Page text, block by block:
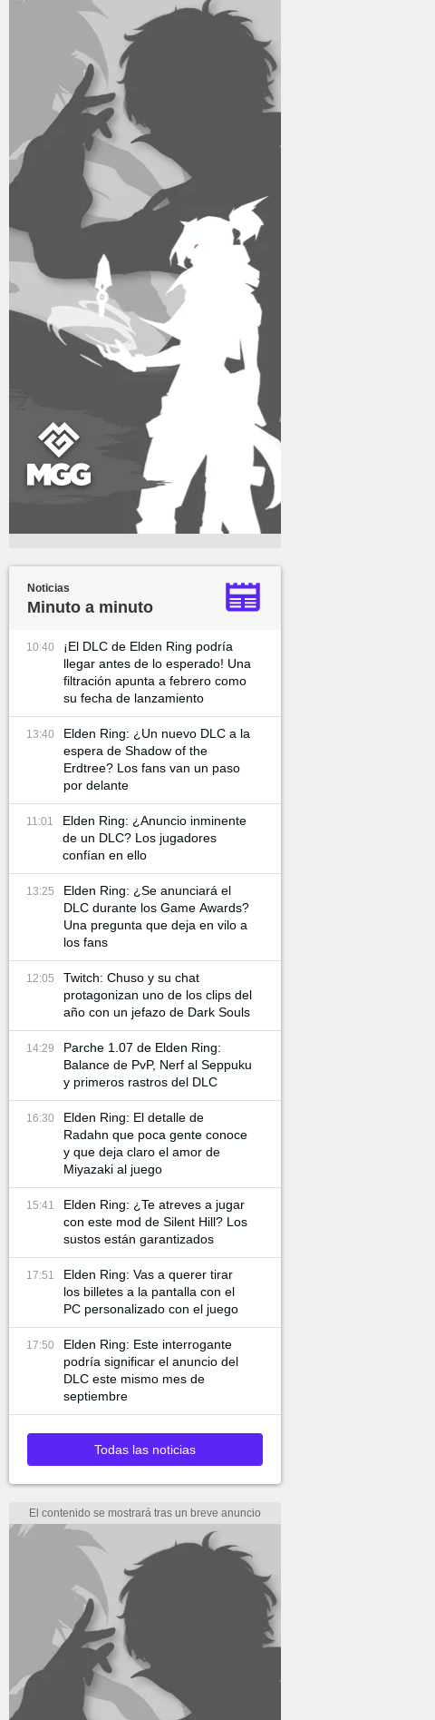
Noticias
Minuto a minuto
10:40
¡El DLC de Elden Ring podría
llegar antes de lo esperado! Una
filtración apunta a febrero como
su fecha de lanzamiento
13:40
Elden Ring: ¿Un nuevo DLC a la
espera de Shadow of the
Erdtree? Los fans van un paso
por delante
11:01
Elden Ring: ¿Anuncio inminente
de un DLC? Los jugadores
confían en ello
13:25
Elden Ring: ¿Se anunciará el
DLC durante los Game Awards?
Una pregunta que deja en vilo a
los fans
12:05
Twitch: Chuso y su chat
protagonizan uno de los clips del
año con un jefazo de Dark Souls
14:29
Parche 1.07 de Elden Ring:
Balance de PvP, Nerf al Seppuku
y primeros rastros del DLC
16:30
Elden Ring: El detalle de
Radahn que poca gente conoce
y que deja claro el amor de
Miyazaki al juego
15:41
Elden Ring: ¿Te atreves a jugar
con este mod de Silent Hill? Los
sustos están garantizados
17:51
Elden Ring: Vas a querer tirar
los billetes a la pantalla con el
PC personalizado con el juego
17:50
Elden Ring: Este interrogante
podría significar el anuncio del
DLC este mismo mes de
septiembre
Todas las noticias